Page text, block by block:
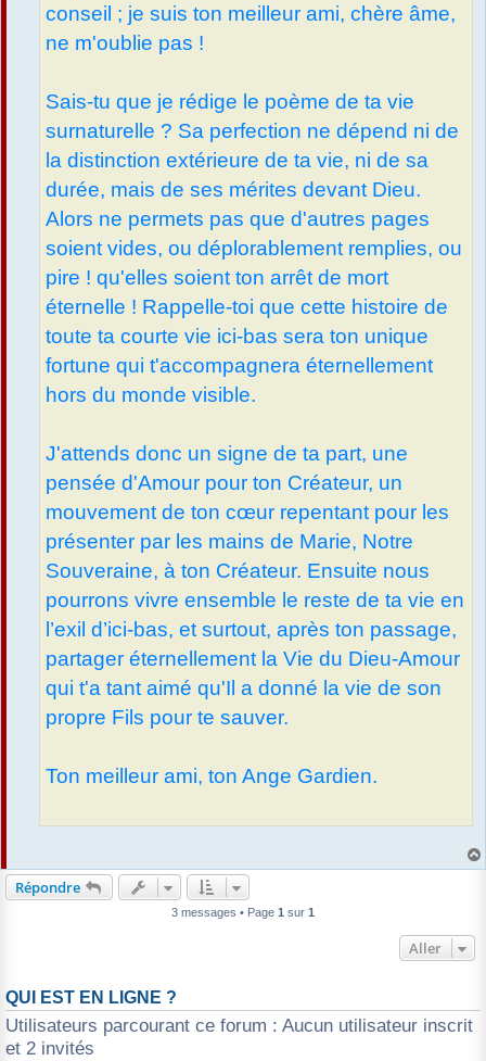
conseil ; je suis ton meilleur ami, chère âme,
ne m'oublie pas !
Sais-tu que je rédige le poème de ta vie
surnaturelle ? Sa perfection ne dépend ni de
la distinction extérieure de ta vie, ni de sa
durée, mais de ses mérites devant Dieu.
Alors ne permets pas que d'autres pages
soient vides, ou déplorablement remplies, ou
pire ! qu'elles soient ton arrêt de mort
éternelle ! Rappelle-toi que cette histoire de
toute ta courte vie ici-bas sera ton unique
fortune qui t'accompagnera éternellement
hors du monde visible.
J'attends donc un signe de ta part, une
pensée d'Amour pour ton Créateur, un
mouvement de ton cœur repentant pour les
présenter par les mains de Marie, Notre
Souveraine, à ton Créateur. Ensuite nous
pourrons vivre ensemble le reste de ta vie en
l’exil d’ici-bas, et surtout, après ton passage,
partager éternellement la Vie du Dieu-Amour
qui t'a tant aimé qu'Il a donné la vie de son
propre Fils pour te sauver.
Ton meilleur ami, ton Ange Gardien.
Répondre
3 messages • Page 1 sur 1
Aller
QUI EST EN LIGNE ?
Utilisateurs parcourant ce forum : Aucun utilisateur inscrit
et 2 invités